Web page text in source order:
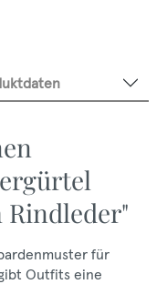
Rindleder"
für
Outfits eine